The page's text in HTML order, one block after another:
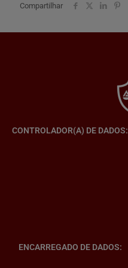
Compartilhar
CONTROLADOR(A) DE DADOS:
ENCARREGADO DE DADOS: